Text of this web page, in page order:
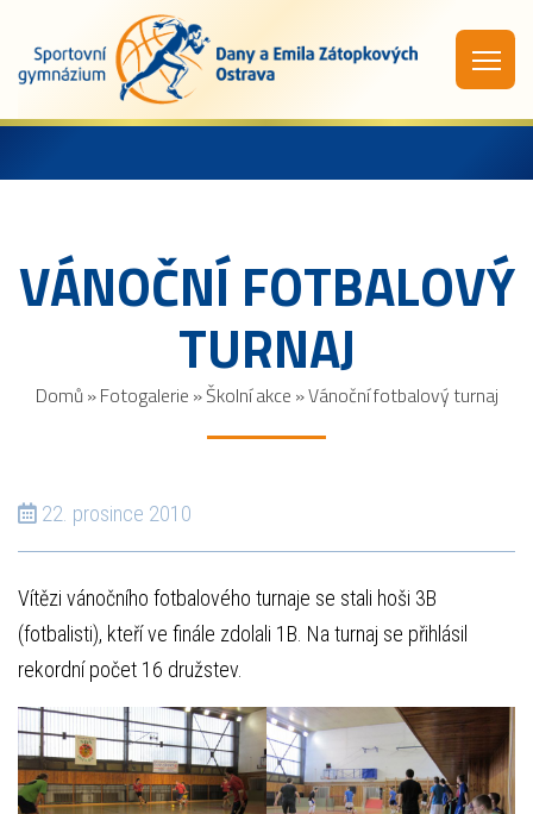
VÁNOČNÍ FOTBALOVÝ
TURNAJ
Domů »Fotogalerie »Školní akce »Vánoční fotbalový turnaj
22. prosince 2010
Vítězi vánočního fotbalového turnaje se stali hoši 3B
(fotbalisti), kteří ve finále zdolali 1B. Na turnaj se přihlásil
rekordní počet 16 družstev.